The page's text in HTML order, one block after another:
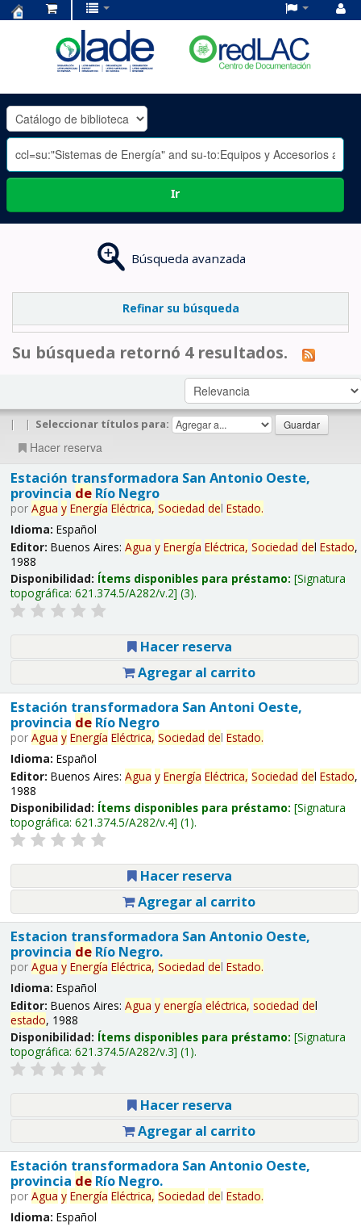
OLADE
-
Ir
Búsqueda avanzada
Refinar su búsqueda
Su búsqueda retornó 4 resultados.
| | Seleccionar títulos para:
Hacer reserva
Estación transformadora San Antonio Oeste,
provincia deRío Negro
por Agua y Energía Eléctrica, Sociedad del Estado.
Idioma: Español
Editor: Buenos Aires: Agua y Energía Eléctrica, Sociedad del Estado,
1988
Disponibilidad: Ítems disponibles para préstamo: Signatura
topográfica: 621.374.5/A282/v.2 (3).
Hacer reserva
Agregar al carrito
Estación transformadora San Antoni Oeste,
provincia deRío Negro
por Agua y Energía Eléctrica, Sociedad del Estado.
Idioma: Español
Editor: Buenos Aires: Agua y Energía Eléctrica, Sociedad del Estado,
1988
Disponibilidad: Ítems disponibles para préstamo: Signatura
topográfica: 621.374.5/A282/v.4 (1).
Hacer reserva
Agregar al carrito
Estacion transformadora San Antonio Oeste,
provincia deRío Negro.
por Agua y Energía Eléctrica, Sociedad del Estado.
Idioma: Español
Editor: Buenos Aires: Agua y energía eléctrica, sociedad del
estado, 1988
Disponibilidad: Ítems disponibles para préstamo: Signatura
topográfica: 621.374.5/A282/v.3 (1).
Hacer reserva
Agregar al carrito
Estación transformadora San Antonio Oeste,
provincia deRío Negro.
por Agua y Energía Eléctrica, Sociedad del Estado.
Idioma: Español